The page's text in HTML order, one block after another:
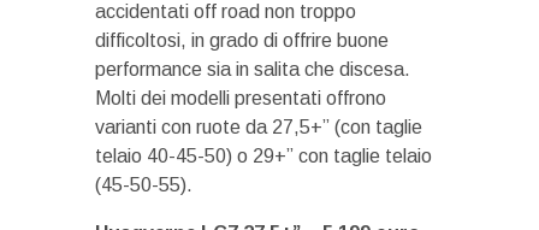
accidentati off road non troppo
difficoltosi, in grado di offrire buone
performance sia in salita che discesa.
Molti dei modelli presentati offrono
varianti con ruote da 27,5+” (con taglie
telaio 40-45-50) o 29+” con taglie telaio
(45-50-55).